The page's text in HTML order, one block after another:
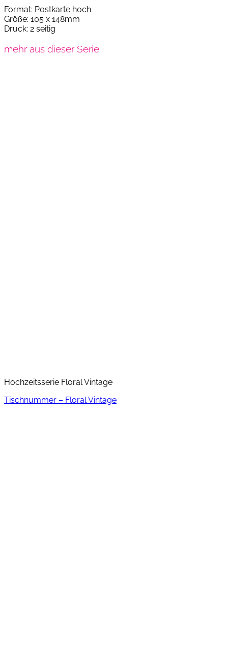
Format: Postkarte hoch
Größe: 105 x 148mm
Druck: 2 seitig
mehr aus dieser Serie
Hochzeitsserie Floral Vintage
Tischnummer – Floral Vintage